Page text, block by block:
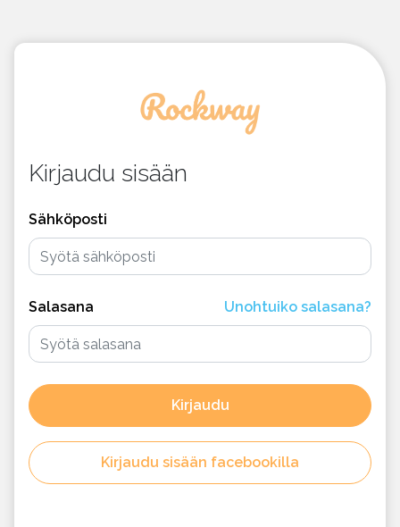
Kirjaudu sisään
Sähköposti
Salasana Unohtuiko salasana?
Kirjaudu
Kirjaudu sisään facebookilla